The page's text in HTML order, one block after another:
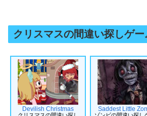
クリスマスの間違い探しゲー
Devilish Christmas Saddest Little